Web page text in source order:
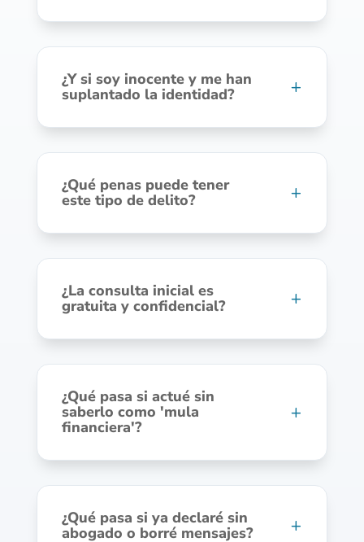
¿Y si soy inocente y me han
suplantado la identidad?
¿Qué penas puede tener
este tipo de delito?
¿La consulta inicial es
gratuita y confidencial?
¿Qué pasa si actué sin
saberlo como 'mula
financiera'?
¿Qué pasa si ya declaré sin
abogado o borré mensajes?